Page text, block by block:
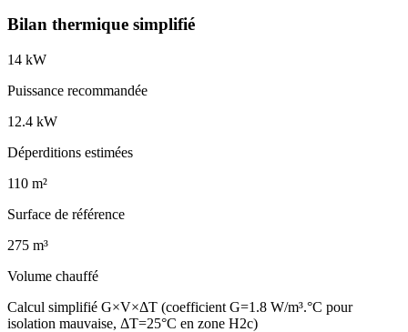
Bilan thermique simplifié
14 kW
Puissance recommandée
12.4 kW
Déperditions estimées
110 m²
Surface de référence
275 m³
Volume chauffé
Calcul simplifié G×V×ΔT (coefficient G=1.8 W/m³.°C pour
isolation mauvaise, ΔT=25°C en zone H2c)